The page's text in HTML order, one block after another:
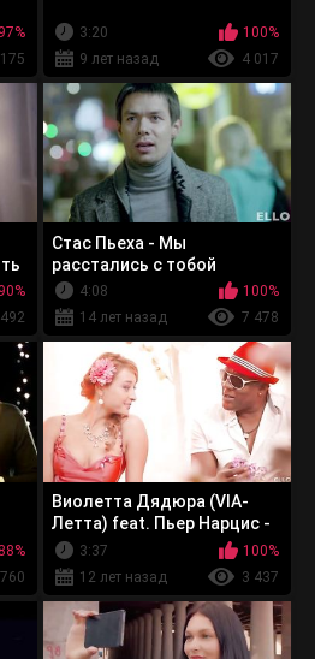
97%
3:20
100%
9 лет назад
4 017
90%
Стас Пьеха - Мы
расстались с тобой
4:08
100%
14 лет назад
7 478
88%
Виолетта Дядюра (VIA-
Летта) feat. Пьер Нарцис -
Лето3:37
100%
12 лет назад
3 437